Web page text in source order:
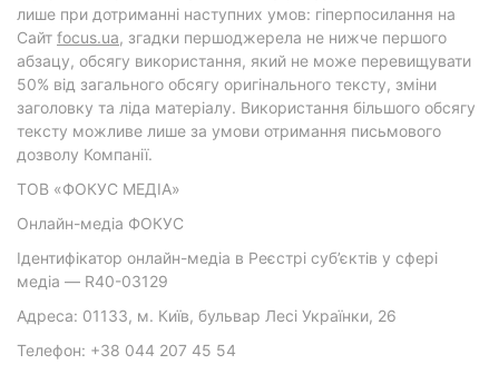
лише при дотриманні наступних умов: гіперпосилання на
Cайт focus.ua, згадки першоджерела не нижче першого
абзацу, обсягу використання, який не може перевищувати
50% від загального обсягу оригінального тексту, зміни
заголовку та ліда матеріалу. Використання більшого обсягу
тексту можливе лише за умови отримання письмового
дозволу Компанії.
ТОВ «ФОКУС МЕДІА»
Онлайн-медіа ФОКУС
Ідентифікатор онлайн-медіа в Реєстрі суб’єктів у сфері
медіа — R40-03129
Адреса: 01133, м. Київ, бульвар Лесі Українки, 26
Телефон: +38 044 207 45 54